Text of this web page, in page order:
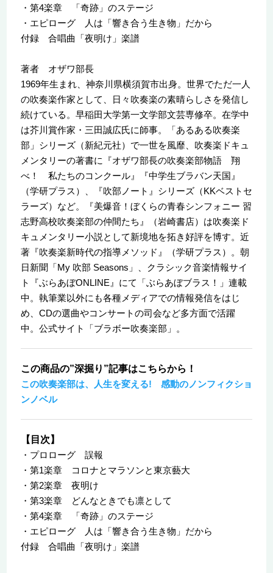
・第4楽章 「奇跡」のステージ
・エピローグ 人は「響き合う生き物」だから
付録 合唱曲「夜明け」楽譜
著者 オザワ部長
1969年生まれ、神奈川県横須賀市出身。世界でただ一人
の吹奏楽作家として、日々吹奏楽の素晴らしさを発信し
続けている。早稲田大学第一文学部文芸専修卒。在学中
は芥川賞作家・三田誠広氏に師事。「あるある吹奏楽
部」シリーズ（新紀元社）で一世を風靡、吹奏楽ドキュ
メンタリーの著書に『オザワ部長の吹奏楽部物語 翔
べ！ 私たちのコンクール』『中学生ブラバン天国』
（学研プラス）、『吹部ノート』シリーズ（KKベストセ
ラーズ）など。『美爆音！ぼくらの青春シンフォニー 習
志野高校吹奏楽部の仲間たち』（岩崎書店）は吹奏楽ド
キュメンタリー小説として新境地を拓き好評を博す。近
著『吹奏楽新時代の指導メソッド』（学研プラス）。朝
日新聞「My 吹部 Seasons」、クラシック音楽情報サイ
ト『ぶらあぼONLINE』にて「ぶらあぼブラス！」連載
中。執筆業以外にも各種メディアでの情報発信をはじ
め、CDの選曲やコンサートの司会など多方面で活躍
中。公式サイト「ブラボー吹奏楽部」。
この商品の”深掘り”記事はこちらから！
この吹奏楽部は、人生を変える! 感動のノンフィクショ
ンノベル
【目次】
・プロローグ 誤報
・第1楽章 コロナとマラソンと東京藝大
・第2楽章 夜明け
・第3楽章 どんなときでも凛として
・第4楽章 「奇跡」のステージ
・エピローグ 人は「響き合う生き物」だから
付録 合唱曲「夜明け」楽譜